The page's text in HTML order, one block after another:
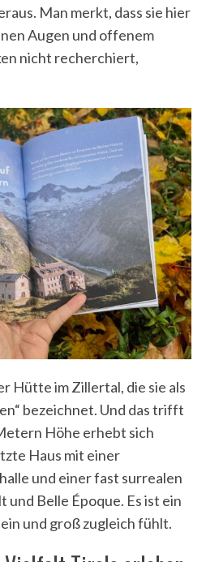
Man merkt, dass sie hier
Augen und offenem
nicht recherchiert,
Hütte im Zillertal, die sie als
bezeichnet. Und das trifft
Höhe erhebt sich
Haus mit einer
und einer fast surrealen
und Belle Époque. Es ist ein
und groß zugleich fühlt.